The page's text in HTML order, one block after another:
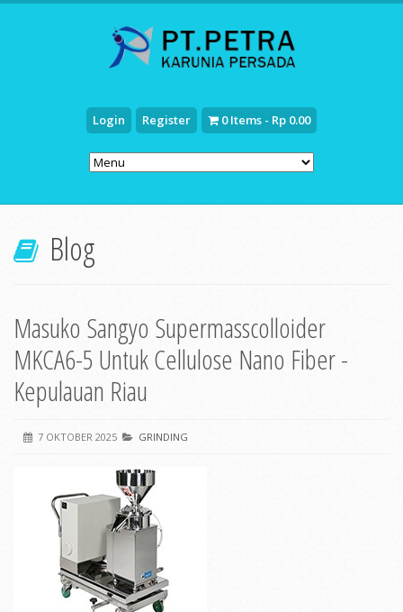
Login Register 0 Items - Rp 0.00
Blog
Masuko Sangyo Supermasscolloider
MKCA6-5 Untuk Cellulose Nano Fiber -
Kepulauan Riau
7 OKTOBER 2025 GRINDING